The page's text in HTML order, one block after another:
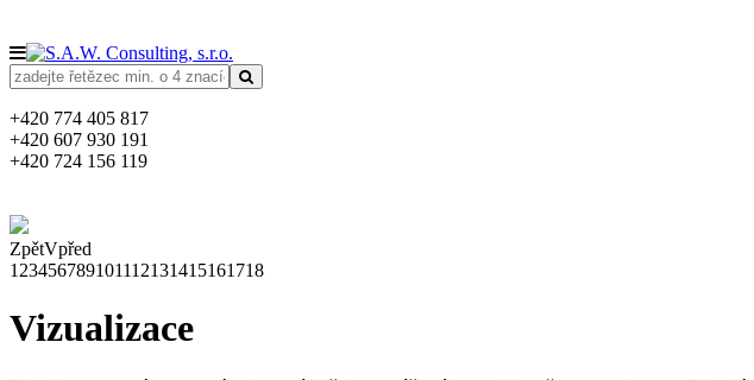
+420 774 405 817
+420 607 930 191
+420 724 156 119
ZpětVpřed
1 23456789101112131415161718
Vizualizace